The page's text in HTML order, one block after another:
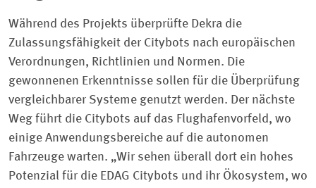
Während des Projekts überprüfte Dekra die
Zulassungsfähigkeit der Citybots nach europäischen
Verordnungen, Richtlinien und Normen. Die
gewonnenen Erkenntnisse sollen für die Überprüfung
vergleichbarer Systeme genutzt werden. Der nächste
Weg führt die Citybots auf das Flughafenvorfeld, wo
einige Anwendungsbereiche auf die autonomen
Fahrzeuge warten. „Wir sehen überall dort ein hohes
Potenzial für die EDAG Citybots und ihr Ökosystem, wo